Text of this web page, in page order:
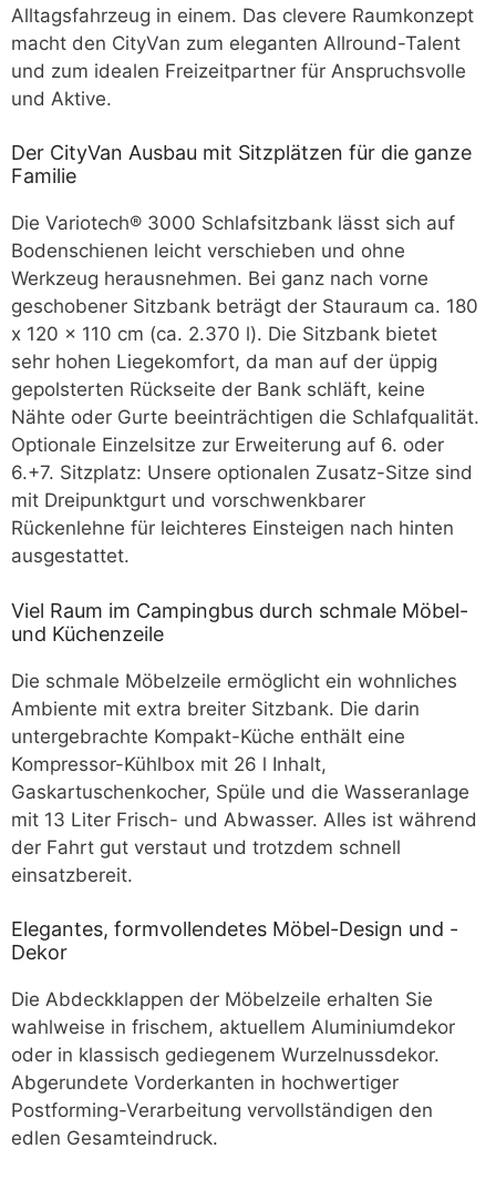
Alltagsfahrzeug in einem. Das clevere Raumkonzept
macht den CityVan zum eleganten Allround-Talent
und zum idealen Freizeitpartner für Anspruchsvolle
und Aktive.
Der CityVan Ausbau mit Sitzplätzen für die ganze
Familie
Die Variotech® 3000 Schlafsitzbank lässt sich auf
Bodenschienen leicht verschieben und ohne
Werkzeug herausnehmen. Bei ganz nach vorne
geschobener Sitzbank beträgt der Stauraum ca. 180
x 120 x 110 cm (ca. 2.370 l). Die Sitzbank bietet
sehr hohen Liegekomfort, da man auf der üppig
gepolsterten Rückseite der Bank schläft, keine
Nähte oder Gurte beeinträchtigen die Schlafqualität.
Optionale Einzelsitze zur Erweiterung auf 6. oder
6.+7. Sitzplatz: Unsere optionalen Zusatz-Sitze sind
mit Dreipunktgurt und vorschwenkbarer
Rückenlehne für leichteres Einsteigen nach hinten
ausgestattet.
Viel Raum im Campingbus durch schmale Möbel-
und Küchenzeile
Die schmale Möbelzeile ermöglicht ein wohnliches
Ambiente mit extra breiter Sitzbank. Die darin
untergebrachte Kompakt-Küche enthält eine
Kompressor-Kühlbox mit 26 l Inhalt,
Gaskartuschenkocher, Spüle und die Wasseranlage
mit 13 Liter Frisch- und Abwasser. Alles ist während
der Fahrt gut verstaut und trotzdem schnell
einsatzbereit.
Elegantes, formvollendetes Möbel-Design und -
Dekor
Die Abdeckklappen der Möbelzeile erhalten Sie
wahlweise in frischem, aktuellem Aluminiumdekor
oder in klassisch gediegenem Wurzelnussdekor.
Abgerundete Vorderkanten in hochwertiger
Postforming-Verarbeitung vervollständigen den
edlen Gesamteindruck.